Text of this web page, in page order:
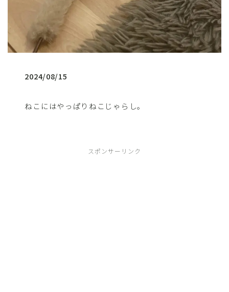
2024/08/15
ねこにはやっぱりねこじゃらし。
スポンサーリンク